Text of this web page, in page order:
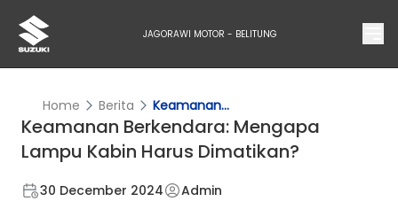
JAGORAWI MOTOR - BELITUNG
Home Berita Keamanan...
Keamanan Berkendara: Mengapa
Lampu Kabin Harus Dimatikan?
30 December 2024 Admin